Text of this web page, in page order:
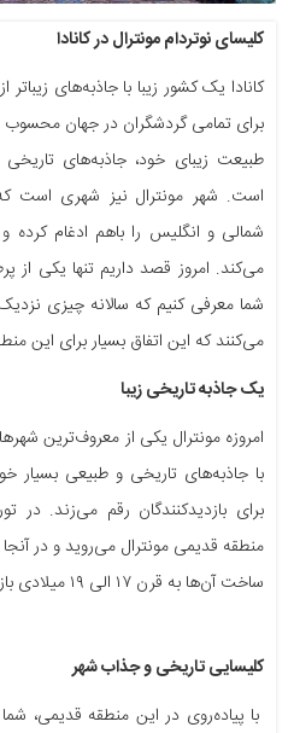
کلیسای نوتردام مونترال در کانادا
کانادا یک کشور زیبا با جاذبه‌های
برای تمامی گردشگران در جهان محسوب
طبیعت زیبای خود، جاذبه‌های
است. شهر مونترال نیز شهری است
شمالی و انگلیس را باهم ادغام
می‌کند. امروز قصد داریم تنها یکی از
شما معرفی کنیم که سالانه چیزی نزدیک
می‌کنند که این اتفاق بسیار برای این
یک جاذبه تاریخی زیبا
امروزه مونترال یکی از معروف‌ترین
با جاذبه‌های تاریخی و طبیعی بسیار
برای بازدیدکنندگان رقم می‌زند. در
منطقه قدیمی مونترال می‌روید و در
ساخت آن‌ها به قرن ۱۷ الی ۱۹ میلادی بازمی‌گردد.
کلیسایی تاریخی و جذاب شهر
با پیاده‌روی در این منطقه قدیمی،